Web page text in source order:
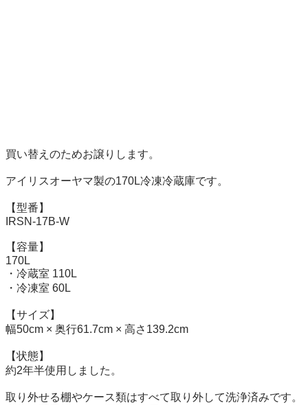
買い替えのためお譲りします。
アイリスオーヤマ製の170L冷凍冷蔵庫です。
【型番】
IRSN-17B-W
【容量】
170L
・冷蔵室 110L
・冷凍室 60L
【サイズ】
幅50cm × 奥行61.7cm × 高さ139.2cm
【状態】
約2年半使用しました。
取り外せる棚やケース類はすべて取り外して洗浄済みです。